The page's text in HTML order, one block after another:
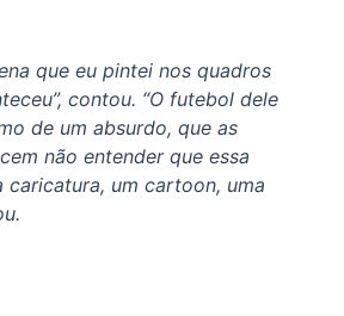
que eu pintei nos quadros
contou. “O futebol dele
de um absurdo, que as
não entender que essa
caricatura, um cartoon, uma